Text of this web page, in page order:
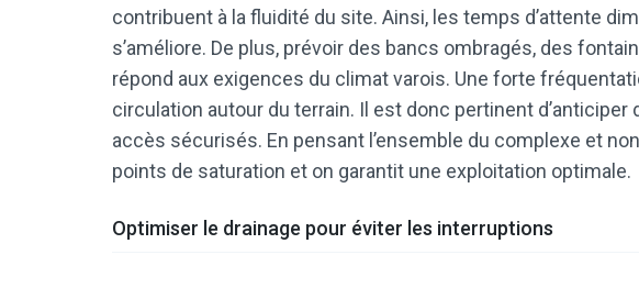
contribuent à la fluidité du site. Ainsi, les temps d’attente
s’améliore. De plus, prévoir des bancs ombragés, des
répond aux exigences du climat varois. Une forte
circulation autour du terrain. Il est donc pertinent
accès sécurisés. En pensant l’ensemble du complexe et
points de saturation et on garantit une exploitation optimale.
Optimiser le drainage pour éviter les interruptions